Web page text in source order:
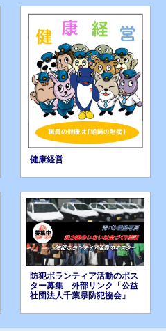
健康経営
防犯ボランティア活動のポス
ター募集 外部リンク「公益
社団法人千葉県防犯協会」